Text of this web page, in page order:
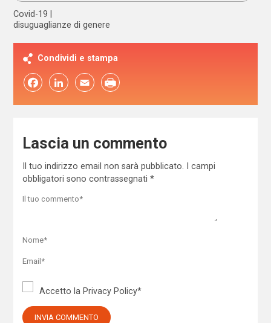
Covid-19
disuguaglianze di genere
Condividi e stampa
FacebookLinkedIn Email
Lascia un commento
Il tuo indirizzo email non sarà pubblicato.
I campi
obbligatori sono contrassegnati *
Accetto la Privacy Policy*